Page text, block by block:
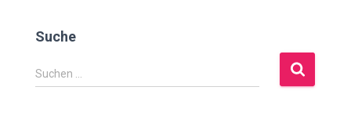
Suche
S
u
Suchen …